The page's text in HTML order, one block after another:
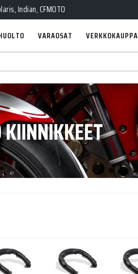
Indian, CFMOTO
VARAOSAT VERKKOKAUPPA